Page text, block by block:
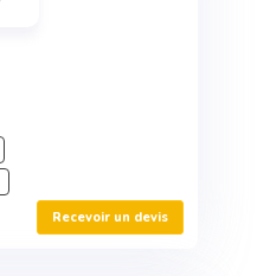
Recevoir un devis